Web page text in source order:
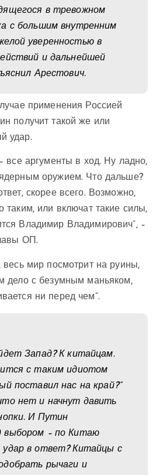
в тревожном
с большим внутренним
уверенностью в
и дальнейшей
Арестович.
применения Россией
получит такой же или
удар.
все аргументы в ход. Ну ладно,
ядерным оружием. Что дальше?
скорее всего. Возможно,
таким, или включат такие силы,
Владимир Владимирович”, –
ОП.
весь мир посмотрит на руины,
дело с безумным маньяком,
ни перед чем”.
Запад? К китайцам.
с таким идиотом
поставил нас на край?”
нет и начнут давить
И Путин
выбором – по Китаю
удар в ответ? Китайцы с
рычаги и